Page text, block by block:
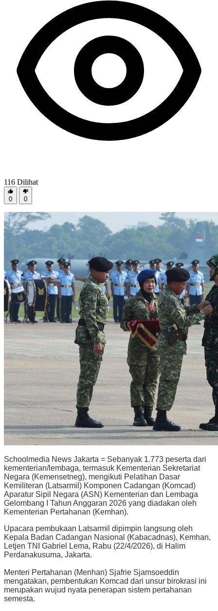
116 Dilihat
0 0
Schoolmedia News Jakarta = Sebanyak 1.773 peserta dari
kementerian/lembaga, termasuk Kementerian Sekretariat
Negara (Kemensetneg), mengikuti Pelatihan Dasar
Kemiliteran (Latsarmil) Komponen Cadangan (Komcad)
Aparatur Sipil Negara (ASN) Kementerian dan Lembaga
Gelombang I Tahun Anggaran 2026 yang diadakan oleh
Kementerian Pertahanan (Kemhan).
Upacara pembukaan Latsarmil dipimpin langsung oleh
Kepala Badan Cadangan Nasional (Kabacadnas), Kemhan,
Letjen TNI Gabriel Lema, Rabu (22/4/2026), di Halim
Perdanakusuma, Jakarta.
Menteri Pertahanan (Menhan) Sjafrie Sjamsoeddin
mengatakan, pembentukan Komcad dari unsur birokrasi ini
merupakan wujud nyata penerapan sistem pertahanan
semesta.